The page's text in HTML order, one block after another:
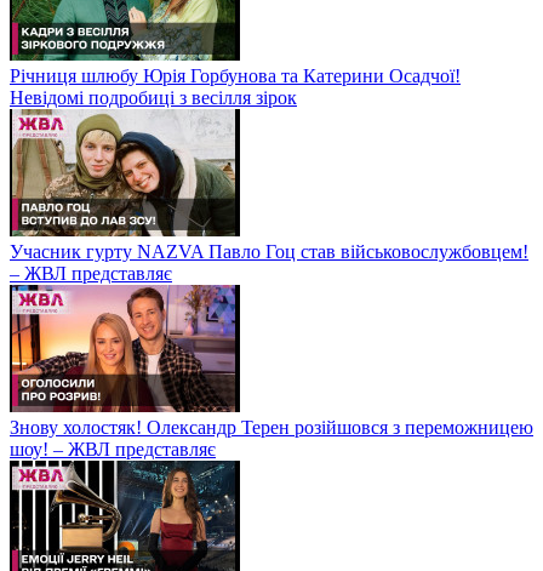
Річниця шлюбу Юрія Горбунова та Катерини Осадчої!
Невідомі подробиці з весілля зірок
Учасник гурту NAZVA Павло Гоц став військовослужбовцем!
– ЖВЛ представляє
Знову холостяк! Олександр Терен розійшовся з переможницею
шоу! – ЖВЛ представляє